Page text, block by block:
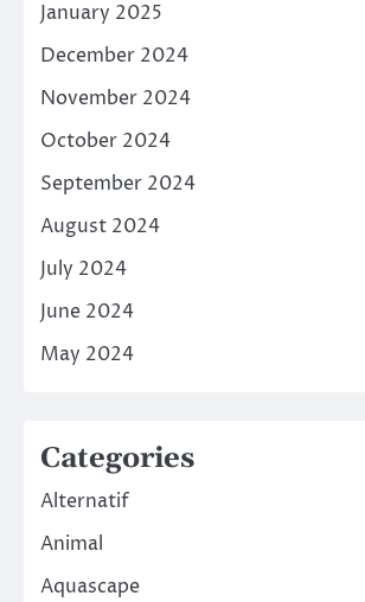
January 2025
December 2024
November 2024
October 2024
September 2024
August 2024
July 2024
June 2024
May 2024
Categories
Alternatif
Animal
Aquascape